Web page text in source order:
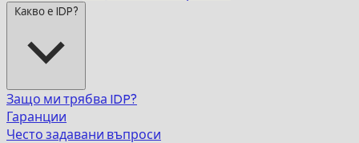
Какво е IDP?
Защо ми трябва IDP?
Гаранции
Често задавани въпроси